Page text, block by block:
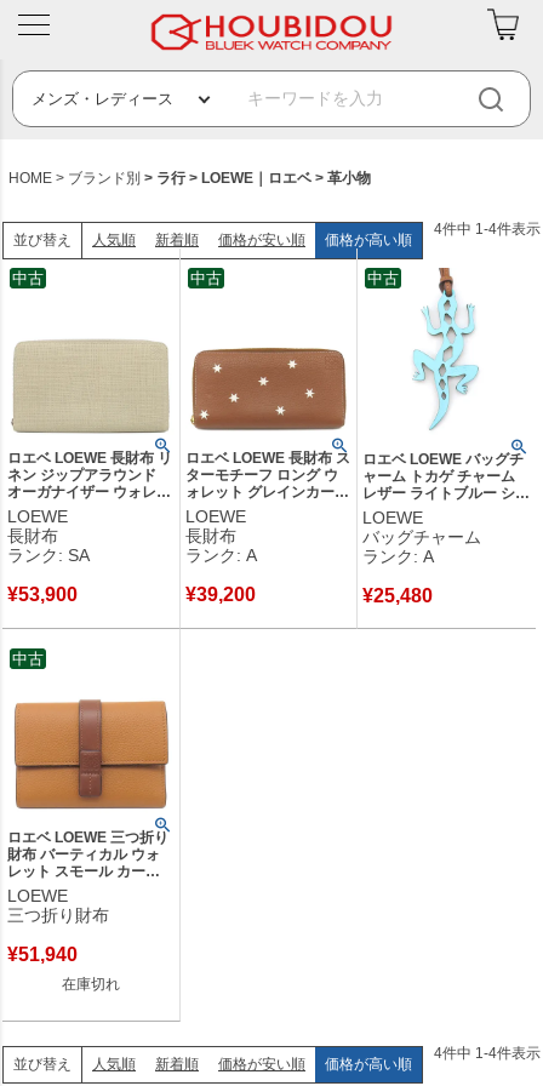
HOME ブランド別 ラ行 LOEWE｜ロエベ 革小物
並び替え 人気順 新着順 価格が安い順 価格が高い順
4件中 1-4件表示
ロエベ LOEWE 長財布 リ
ネン ジップアラウンド
オーガナイザー ウォレッ
ト レザー ベージュ シル
バー金具 ラウンドファス
ナー アナグラム型押し
【保存袋】 【中古】新品
LOEWE
長財布
ランク: SA
¥53,900
中古
ロエベ LOEWE 長財布 ス
ターモチーフ ロング ウ
ォレット グレインカーフ
レザー ブラウン ゴール
ド金具 ラウンドファスナ
ー 199N41CF13 【箱】
【中古】中古美品
LOEWE
長財布
ランク: A
¥39,200
中古
ロエベ LOEWE バッグチ
ャーム トカゲ チャーム
レザー ライトブルー シル
バー金具 ベージュ ストラ
ップ 【中古】中古美品
LOEWE
バッグチャーム
ランク: A
¥25,480
中古
ロエベ LOEWE 三つ折り
財布 バーティカル ウォ
レット スモール カーフ
ソフトグレインカーフ ラ
イトキャラメル×ピーカ
ン シルバー金具 茶 アナ
ット 【箱】 【中古】
LOEWE
三つ折り財布
¥51,940
在庫切れ
中古
並び替え 人気順 新着順 価格が安い順 価格が高い順
4件中 1-4件表示